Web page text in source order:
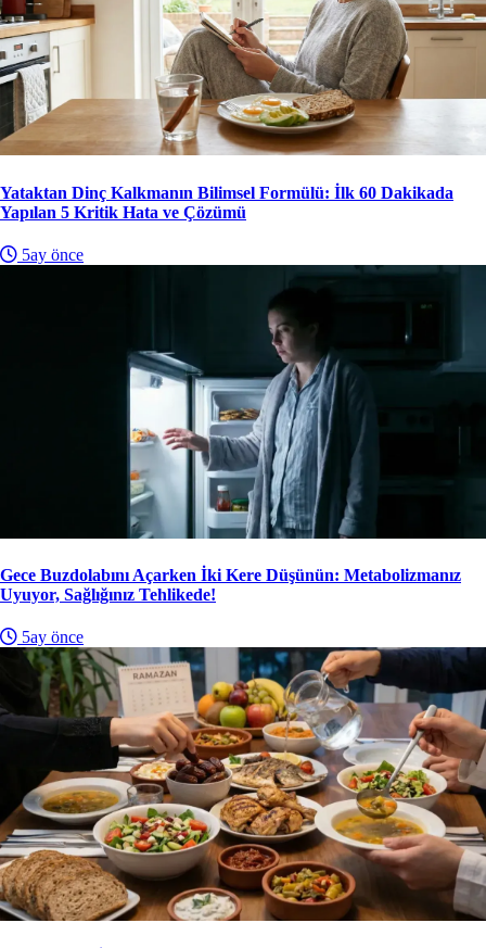
Yataktan Dinç Kalkmanın Bilimsel Formülü: İlk 60 Dakikada
Yapılan 5 Kritik Hata ve Çözümü
5ay önce
Gece Buzdolabını Açarken İki Kere Düşünün: Metabolizmanız
Uyuyor, Sağlığınız Tehlikede!
5ay önce